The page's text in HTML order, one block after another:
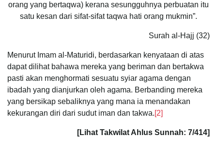
orang yang bertaqwa) kerana sesungguhnya perbuatan itu
satu kesan dari sifat-sifat taqwa hati orang mukmin”.
Surah al-Hajj (32)
Menurut Imam al-Maturidi, berdasarkan kenyataan di atas
dapat dilihat bahawa mereka yang beriman dan bertakwa
pasti akan menghormati sesuatu syiar agama dengan
ibadah yang dianjurkan oleh agama. Berbanding mereka
yang bersikap sebaliknya yang mana ia menandakan
kekurangan diri dari sudut iman dan takwa.[2]
[Lihat Takwilat Ahlus Sunnah: 7/414]